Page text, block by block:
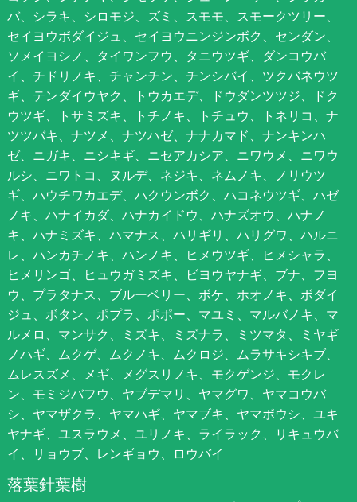
バ、シラキ、シロモジ、ズミ、スモモ、スモークツリー、
セイヨウボダイジュ、セイヨウニンジンボク、センダン、
ソメイヨシノ、タイワンフウ、タニウツギ、ダンコウバ
イ、チドリノキ、チャンチン、チンシバイ、ツクバネウツ
ギ、テンダイウヤク、トウカエデ、ドウダンツツジ、ドク
ウツギ、トサミズキ、トチノキ、トチュウ、トネリコ、ナ
ツツバキ、ナツメ、ナツハゼ、ナナカマド、ナンキンハ
ゼ、ニガキ、ニシキギ、ニセアカシア、ニワウメ、ニワウ
ルシ、ニワトコ、ヌルデ、ネジキ、ネムノキ、ノリウツ
ギ、ハウチワカエデ、ハクウンボク、ハコネウツギ、ハゼ
ノキ、ハナイカダ、ハナカイドウ、ハナズオウ、ハナノ
キ、ハナミズキ、ハマナス、ハリギリ、ハリグワ、ハルニ
レ、ハンカチノキ、ハンノキ、ヒメウツギ、ヒメシャラ、
ヒメリンゴ、ヒュウガミズキ、ビヨウヤナギ、ブナ、フヨ
ウ、プラタナス、ブルーベリー、ボケ、ホオノキ、ボダイ
ジュ、ボタン、ポプラ、ポポー、マユミ、マルバノキ、マ
ルメロ、マンサク、ミズキ、ミズナラ、ミツマタ、ミヤギ
ノハギ、ムクゲ、ムクノキ、ムクロジ、ムラサキシキブ、
ムレスズメ、メギ、メグスリノキ、モクゲンジ、モクレ
ン、モミジバフウ、ヤブデマリ、ヤマグワ、ヤマコウバ
シ、ヤマザクラ、ヤマハギ、ヤマブキ、ヤマボウシ、ユキ
ヤナギ、ユスラウメ、ユリノキ、ライラック、リキュウバ
イ、リョウブ、レンギョウ、ロウバイ
落葉針葉樹